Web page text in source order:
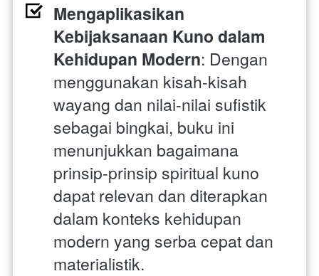
Mengaplikasikan
Kebijaksanaan Kuno dalam
Kehidupan Modern: Dengan
menggunakan kisah-kisah
wayang dan nilai-nilai sufistik
sebagai bingkai, buku ini
menunjukkan bagaimana
prinsip-prinsip spiritual kuno
dapat relevan dan diterapkan
dalam konteks kehidupan
modern yang serba cepat dan
materialistik.